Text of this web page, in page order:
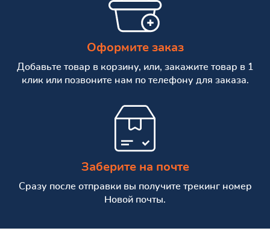
Оформите заказ
Добавьте товар в корзину, или, закажите товар в 1
клик или позвоните нам по телефону для заказа.
Заберите на почте
Сразу после отправки вы получите трекинг номер
Новой почты.